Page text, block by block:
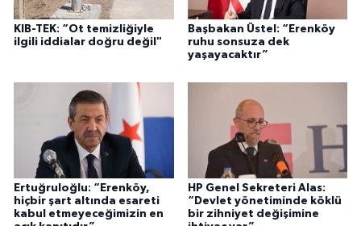
KIB-TEK: “Ot temizliğiyle
ilgili iddialar doğru değil"
Başbakan Üstel: “Erenköy
ruhu sonsuza dek
yaşayacaktır”
Ertuğruloğlu: “Erenköy,
hiçbir şart altında esareti
kabul etmeyeceğimizin en
HP Genel Sekreteri Alas:
“Devlet yönetiminde köklü
bir zihniyet değişimine